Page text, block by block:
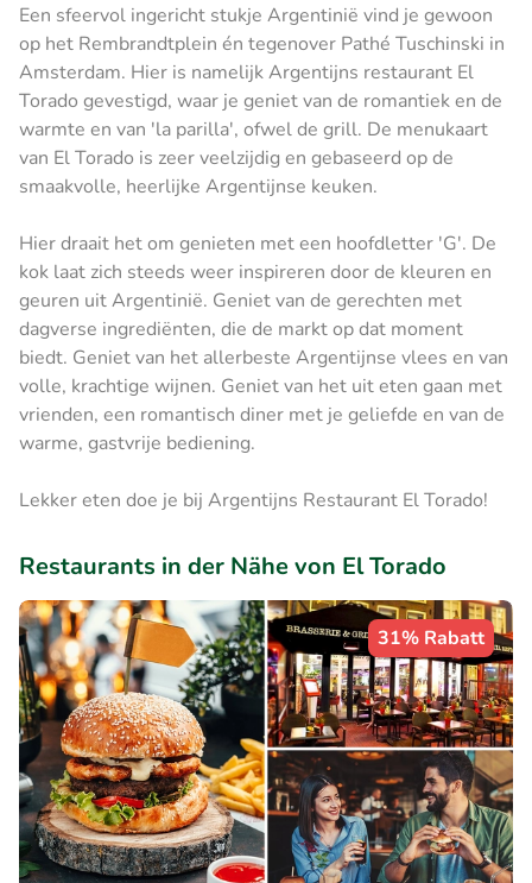
Een sfeervol ingericht stukje Argentinië vind je gewoon
op het Rembrandtplein én tegenover Pathé Tuschinski in
Amsterdam. Hier is namelijk Argentijns restaurant El
Torado gevestigd, waar je geniet van de romantiek en de
warmte en van 'la parilla', ofwel de grill. De menukaart
van El Torado is zeer veelzijdig en gebaseerd op de
smaakvolle, heerlijke Argentijnse keuken.
Hier draait het om genieten met een hoofdletter 'G'. De
kok laat zich steeds weer inspireren door de kleuren en
geuren uit Argentinië. Geniet van de gerechten met
dagverse ingrediënten, die de markt op dat moment
biedt. Geniet van het allerbeste Argentijnse vlees en van
volle, krachtige wijnen. Geniet van het uit eten gaan met
vrienden, een romantisch diner met je geliefde en van de
warme, gastvrije bediening.
Lekker eten doe je bij Argentijns Restaurant El Torado!
Restaurants in der Nähe von El Torado
31% Rabatt